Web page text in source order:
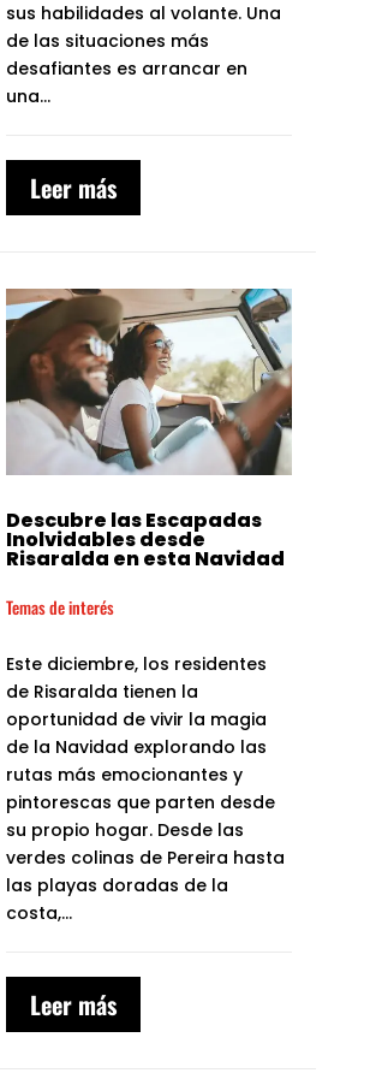
sus habilidades al volante. Una
de las situaciones más
desafiantes es arrancar en
una...
Leer más
Descubre las Escapadas
Inolvidables desde
Risaralda en esta Navidad
Temas de interés
Este diciembre, los residentes
de Risaralda tienen la
oportunidad de vivir la magia
de la Navidad explorando las
rutas más emocionantes y
pintorescas que parten desde
su propio hogar. Desde las
verdes colinas de Pereira hasta
las playas doradas de la
costa,...
Leer más